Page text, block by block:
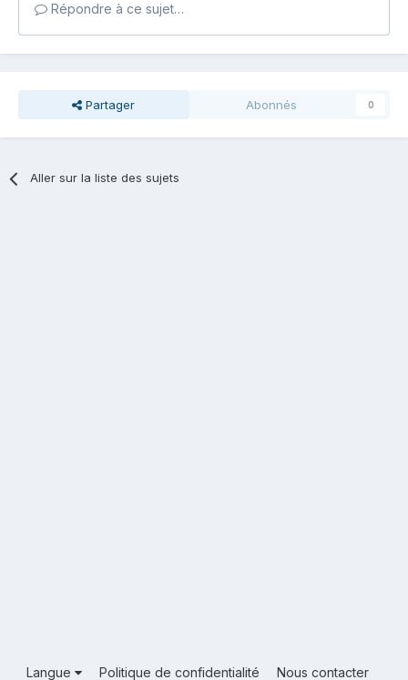
Répondre à ce sujet…
Partager Abonnés 0
Aller sur la liste des sujets
Langue Politique de confidentialité Nous contacter